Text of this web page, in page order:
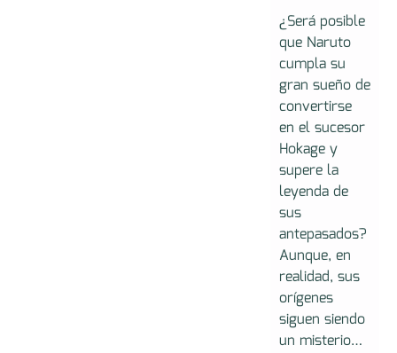
¿Será posible
que Naruto
cumpla su
gran sueño de
convertirse
en el sucesor
Hokage y
supere la
leyenda de
sus
antepasados?
Aunque, en
realidad, sus
orígenes
siguen siendo
un misterio…